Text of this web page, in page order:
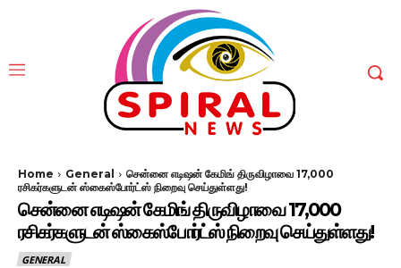
Home General
சென்னை எடிஷன் கேமிங் திருவிழாவை 17,000
ரசிகர்களுடன் ஸ்கைஸ்போர்ட்ஸ் நிறைவு செய்துள்ளது!
சென்னை எடிஷன் கேமிங் திருவிழாவை 17,000
ரசிகர்களுடன் ஸ்கைஸ்போர்ட்ஸ் நிறைவு செய்துள்ளது!
GENERAL